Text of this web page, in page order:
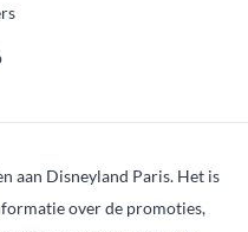
aan Disneyland Paris. Het is
over de promoties,